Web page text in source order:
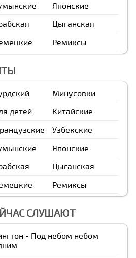
Японские
Цыганская
Ремиксы
Минусовки
детей
Китайские
Узбекские
Японские
Цыганская
Ремиксы
СЛУШАЮТ
- Под небом небом